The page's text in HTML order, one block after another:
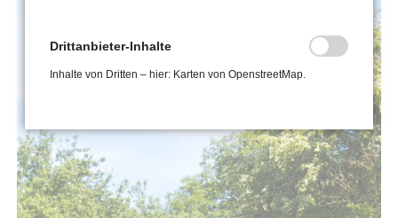
Drittanbieter-Inhalte
Inhalte von Dritten – hier: Karten von OpenstreetMap.